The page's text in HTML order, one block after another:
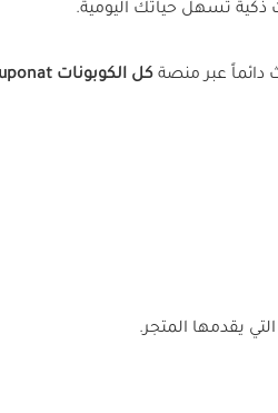
ذكية تسهل حياتك اليومية.
دائماً عبر منصة كل الكوبونات Allcouponat
يقدمها المتجر.